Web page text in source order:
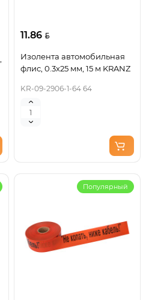
11.86
Изолента автомобильная
флис, 0.3х25 мм, 15 м KRANZ
KR-09-2906-1-64 64
Популярный